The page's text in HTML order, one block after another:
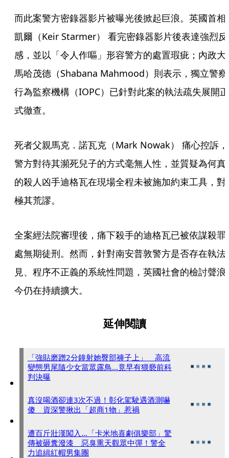
而此案警方密錄器影片被曝光後掀起巨浪。英國首相
凱爾（Keir Starmer） 看完密錄器影片後表達強烈反
感，並以「令人作嘔」形容警方的處置瑕疵；內政大
馬哈茂德（Shabana Mahmood）則表示，獨立警察
行為監察機構（IOPC）已針對此案的執法疏失展開正
式徹查。
死者父親馬克．諾瓦克（Mark Nowak） 痛心控訴，
警方對待其瀕死兒子的方式毫無人性，並質疑為何真
的殺人凶手迪格瓦在現場全程未被施加約束工具，對
極其荒謬。
全案經法院審理後，痛下殺手的迪格瓦已被依謀殺罪
處無期徒刑。然而，針對南安普敦警方是否存在執法
見、程序不正義的系統性問題，英國社會的檢討聲浪
今仍在持續擴大。
延伸閱讀
「強貼磨蹭2分鐘射她臀部褲子上」 高流
變態男尾隨少女當眾露鳥...竟早有猥褻前科
判決曝
真沒喝酒卻連3次不過！彰化駕駛遇酒測嚇
傻 資深警揪出「超商1物」惹禍
遭百斤壯漢闖入...「卡米地喜劇俱樂部」驚
傳被砸糞潑漆 惡臭熏天觀眾中彈！警全
力追緝紅帽男集團